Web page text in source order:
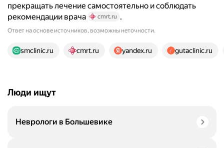
прекращать лечение самостоятельно и соблюдать
рекомендации врача
cmrt.ru .
Ответ на основе источников, возможны неточности.
18 источников
smclinic.ru cmrt.ru yandex.ru gutaclinic.ru
Люди ищут
Неврологи в Большевике